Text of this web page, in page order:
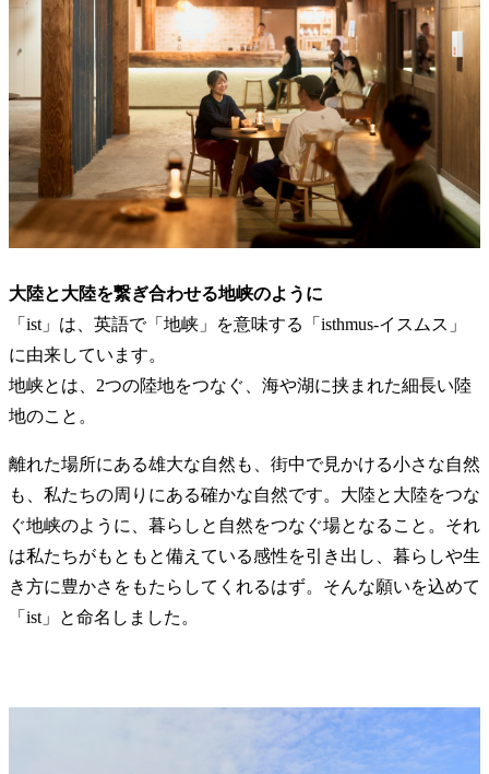
大陸と大陸を繋ぎ合わせる地峡のように
「ist」は、英語で「地峡」を意味する「isthmus-イスムス」
に由来しています。
地峡とは、2つの陸地をつなぐ、海や湖に挟まれた細長い陸
地のこと。
離れた場所にある雄大な自然も、街中で見かける小さな自然
も、私たちの周りにある確かな自然です。大陸と大陸をつな
ぐ地峡のように、暮らしと自然をつなぐ場となること。それ
は私たちがもともと備えている感性を引き出し、暮らしや生
き方に豊かさをもたらしてくれるはず。そんな願いを込めて
「ist」と命名しました。